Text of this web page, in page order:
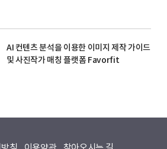
AI 컨텐츠 분석을 이용한 이미지 제작 가이드
및 사진작가 매칭 플랫폼 Favorfit